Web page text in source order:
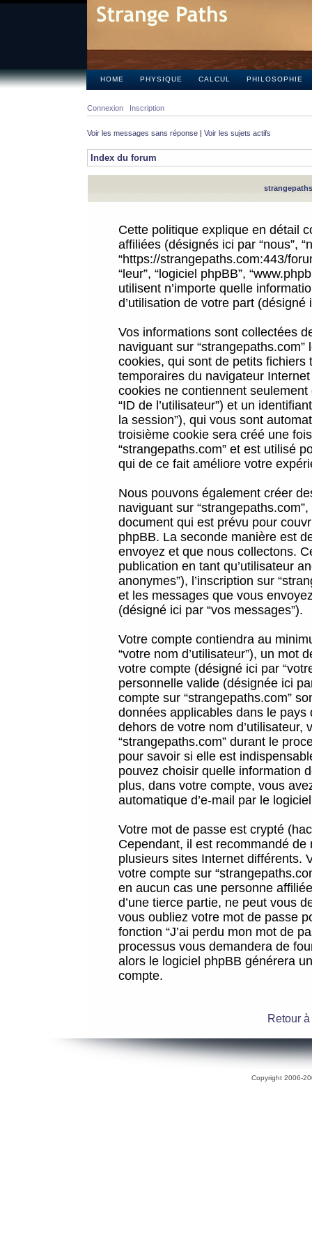
HOME PHYSIQUE CALCUL PHILOSOPHIE
Connexion Inscription
Voir les messages sans réponse | Voir les sujets actifs
Index du forum
Cette politique explique en détail
affiliées (désignés ici par “nous”,
“https://strangepaths.com:443/
“leur”, “logiciel phpBB”,
utilisent n’importe quelle
d’utilisation de votre part (désigné
Vos informations sont collectées
naviguant sur
cookies, qui sont de petits
temporaires du navigateur
cookies ne contiennent
“ID de l’utilisateur”) et un
la session”), qui vous sont
troisième cookie sera créé une
“strangepaths.com” et est utilisé
qui de ce fait améliore votre
Nous pouvons également créer
naviguant sur
document qui est prévu pour
phpBB. La seconde manière est
envoyez et que nous collectons.
publication en tant qu’utilisateur
anonymes”), l’inscription sur
et les messages que vous
(désigné ici par “vos messages”).
Votre compte contiendra au
“votre nom d’utilisateur”), un mot
votre compte (désigné ici par
personnelle valide (désignée ici
compte sur “strangepaths.com”
données applicables dans le
dehors de votre nom
“strangepaths.com” durant le
pour savoir si elle est
pouvez choisir quelle information
plus, dans votre compte, vous
automatique d’e-mail par le
Votre mot de passe est crypté
Cependant, il est recommandé
plusieurs sites Internet différents.
votre compte sur
en aucun cas une personne
d’une tierce partie, ne peut vous
vous oubliez votre mot de passe
fonction “J’ai perdu mon mot de
processus vous demandera de
alors le logiciel phpBB générera
compte.
Retour
Copyright 2006-